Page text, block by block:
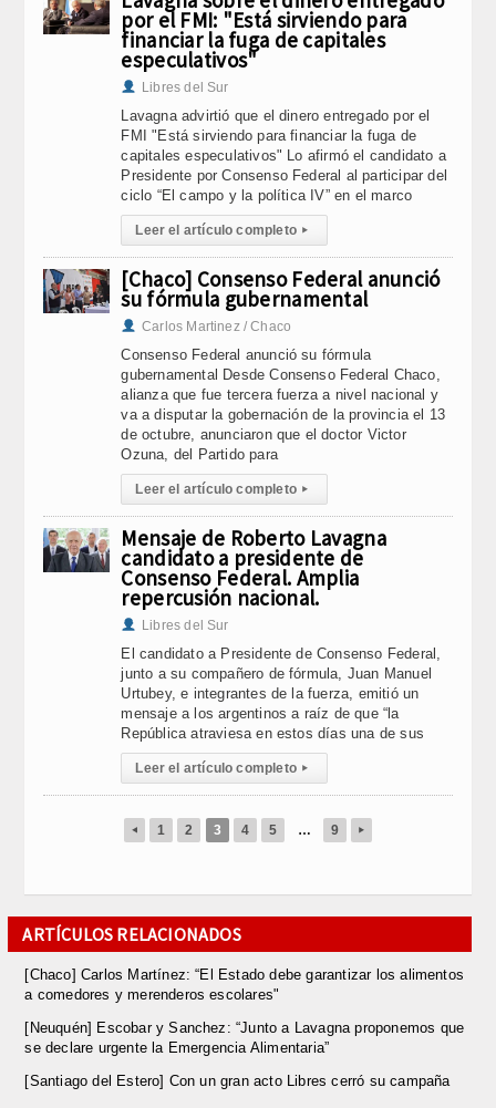
por el FMI: "Está sirviendo para
financiar la fuga de capitales
especulativos"
Libres del Sur
Lavagna advirtió que el dinero entregado por el
FMI "Está sirviendo para financiar la fuga de
capitales especulativos" Lo afirmó el candidato a
Presidente por Consenso Federal al participar del
ciclo “El campo y la política IV” en el marco
Leer el artículo completo ▸
[Chaco] Consenso Federal anunció
su fórmula gubernamental
Carlos Martinez / Chaco
Consenso Federal anunció su fórmula
gubernamental Desde Consenso Federal Chaco,
alianza que fue tercera fuerza a nivel nacional y
va a disputar la gobernación de la provincia el 13
de octubre, anunciaron que el doctor Victor
Ozuna, del Partido para
Leer el artículo completo ▸
Mensaje de Roberto Lavagna
candidato a presidente de
Consenso Federal. Amplia
repercusión nacional.
Libres del Sur
El candidato a Presidente de Consenso Federal,
junto a su compañero de fórmula, Juan Manuel
Urtubey, e integrantes de la fuerza, emitió un
mensaje a los argentinos a raíz de que “la
República atraviesa en estos días una de sus
Leer el artículo completo ▸
◂ 1 2 3 4 5 … 9 ▸
ARTÍCULOS RELACIONADOS
[Chaco] Carlos Martínez: “El Estado debe garantizar los alimentos
a comedores y merenderos escolares"
[Neuquén] Escobar y Sanchez: “Junto a Lavagna proponemos que
se declare urgente la Emergencia Alimentaria”
[Santiago del Estero] Con un gran acto Libres cerró su campaña